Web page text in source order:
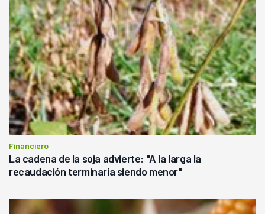
Financiero
La cadena de la soja advierte: "A la larga la
recaudación terminaría siendo menor"